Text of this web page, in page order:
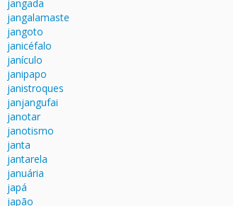
jangada
jangalamaste
jangoto
janicéfalo
janículo
janipapo
janistroques
janjangufai
janotar
janotismo
janta
jantarela
januária
japá
japão